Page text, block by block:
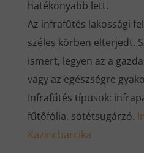
hatékonyabb lett.
Az infrafűtés lakossági
széles körben elterjedt.
ismert, legyen az a
vagy az egészségre
Infrafűtés típusok:
fűtőfólia, sötétsugárzó.
Kazincbarcika